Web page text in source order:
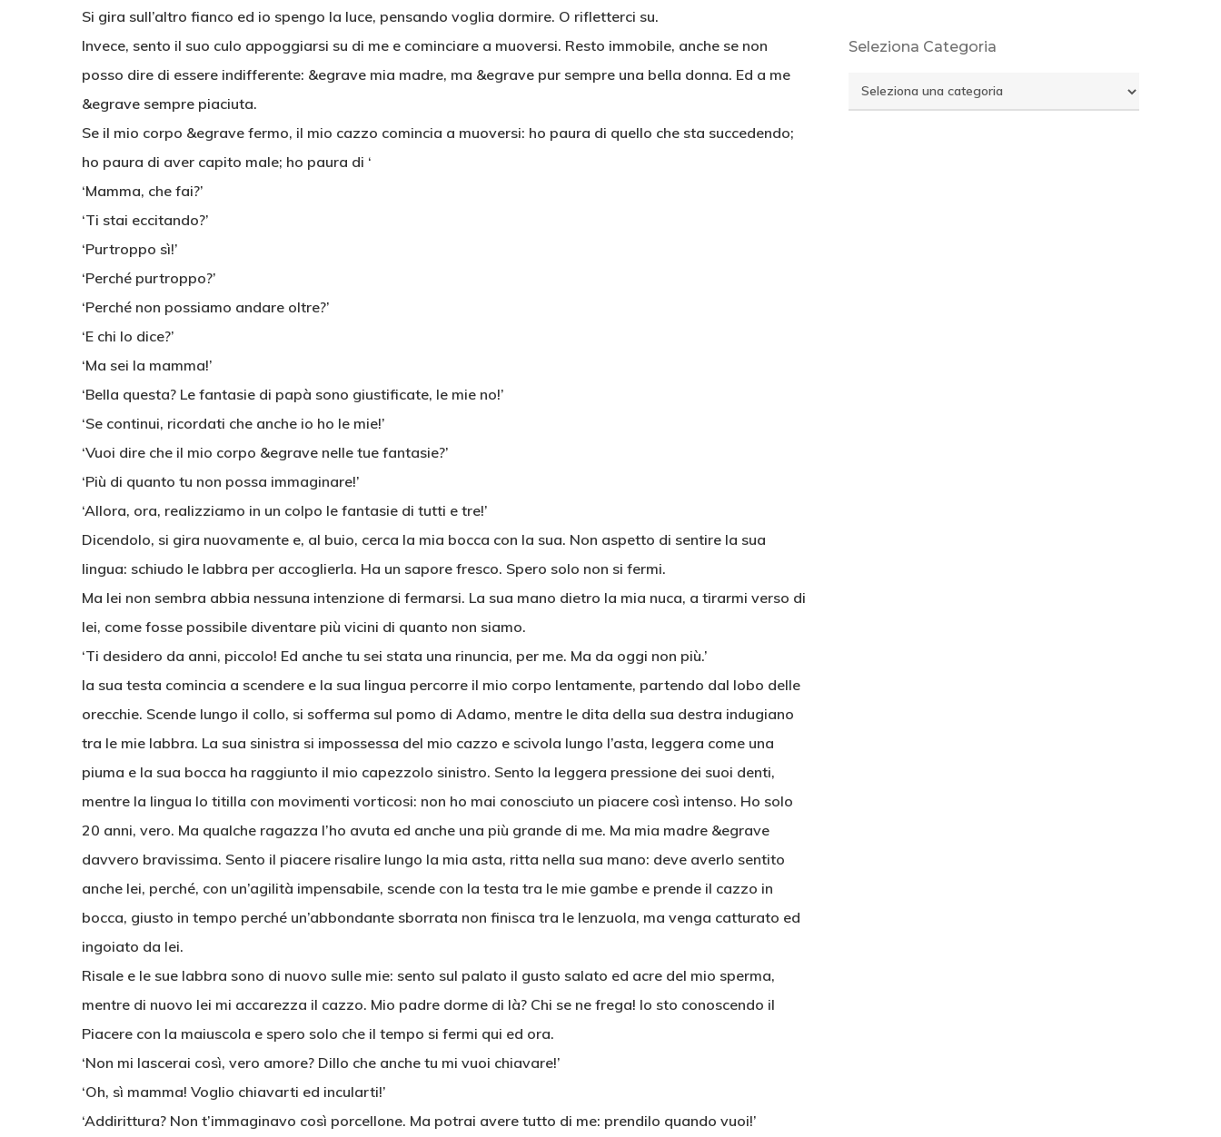
Si gira sull’altro fianco ed io spengo la luce, pensando voglia dormire. O rifletterci su.
Invece, sento il suo culo appoggiarsi su di me e cominciare a muoversi. Resto immobile, anche se non
posso dire di essere indifferente: &egrave mia madre, ma &egrave pur sempre una bella donna. Ed a me
&egrave sempre piaciuta.
Se il mio corpo &egrave fermo, il mio cazzo comincia a muoversi: ho paura di quello che sta succedendo;
ho paura di aver capito male; ho paura di ‘
‘Mamma, che fai?’
‘Ti stai eccitando?’
‘Purtroppo sì!’
‘Perché purtroppo?’
‘Perché non possiamo andare oltre?’
‘E chi lo dice?’
‘Ma sei la mamma!’
‘Bella questa? Le fantasie di papà sono giustificate, le mie no!’
‘Se continui, ricordati che anche io ho le mie!’
‘Vuoi dire che il mio corpo &egrave nelle tue fantasie?’
‘Più di quanto tu non possa immaginare!’
‘Allora, ora, realizziamo in un colpo le fantasie di tutti e tre!’
Dicendolo, si gira nuovamente e, al buio, cerca la mia bocca con la sua. Non aspetto di sentire la sua
lingua: schiudo le labbra per accoglierla. Ha un sapore fresco. Spero solo non si fermi.
Ma lei non sembra abbia nessuna intenzione di fermarsi. La sua mano dietro la mia nuca, a tirarmi verso di
lei, come fosse possibile diventare più vicini di quanto non siamo.
‘Ti desidero da anni, piccolo! Ed anche tu sei stata una rinuncia, per me. Ma da oggi non più.’
la sua testa comincia a scendere e la sua lingua percorre il mio corpo lentamente, partendo dal lobo delle
orecchie. Scende lungo il collo, si sofferma sul pomo di Adamo, mentre le dita della sua destra indugiano
tra le mie labbra. La sua sinistra si impossessa del mio cazzo e scivola lungo l’asta, leggera come una
piuma e la sua bocca ha raggiunto il mio capezzolo sinistro. Sento la leggera pressione dei suoi denti,
mentre la lingua lo titilla con movimenti vorticosi: non ho mai conosciuto un piacere così intenso. Ho solo
20 anni, vero. Ma qualche ragazza l’ho avuta ed anche una più grande di me. Ma mia madre &egrave
davvero bravissima. Sento il piacere risalire lungo la mia asta, ritta nella sua mano: deve averlo sentito
anche lei, perché, con un’agilità impensabile, scende con la testa tra le mie gambe e prende il cazzo in
bocca, giusto in tempo perché un’abbondante sborrata non finisca tra le lenzuola, ma venga catturato ed
ingoiato da lei.
Risale e le sue labbra sono di nuovo sulle mie: sento sul palato il gusto salato ed acre del mio sperma,
mentre di nuovo lei mi accarezza il cazzo. Mio padre dorme di là? Chi se ne frega! Io sto conoscendo il
Piacere con la maiuscola e spero solo che il tempo si fermi qui ed ora.
‘Non mi lascerai così, vero amore? Dillo che anche tu mi vuoi chiavare!’
‘Oh, sì mamma! Voglio chiavarti ed incularti!’
‘Addirittura? Non t’immaginavo così porcellone. Ma potrai avere tutto di me: prendilo quando vuoi!’
Seleziona Categoria
Seleziona
Categoria